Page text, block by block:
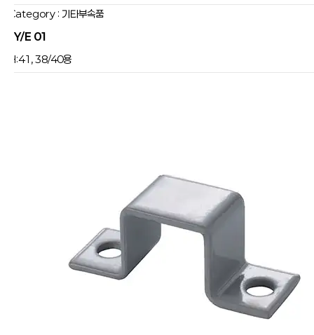
: 기타부속품
E 01
38/40용